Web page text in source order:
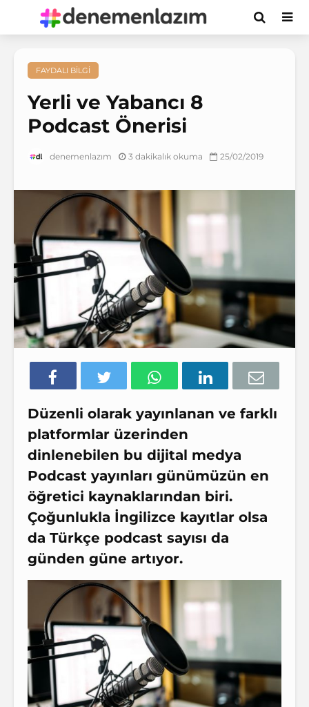
FAYDALI BILGI
Yerli ve Yabancı 8
Podcast Önerisi
denemenlazım 3 dakikalık okuma 25/02/2019
Düzenli olarak yayınlanan ve farklı
platformlar üzerinden
dinlenebilen bu dijital medya
Podcast yayınları günümüzün en
öğretici kaynaklarından biri.
Çoğunlukla İngilizce kayıtlar olsa
da Türkçe podcast sayısı da
günden güne artıyor.